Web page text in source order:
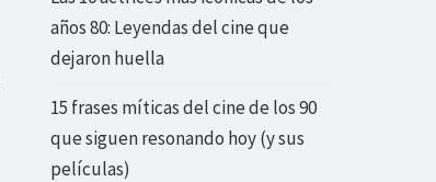
años 80: Leyendas del cine que
dejaron huella
15 frases míticas del cine de los 90
que siguen resonando hoy (y sus
películas)